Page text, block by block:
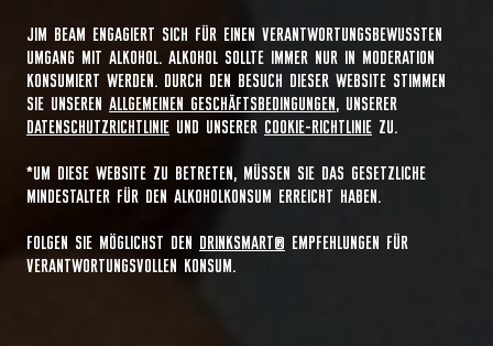
JIM BEAM ENGAGIERT SICH FÜR EINEN VERANTWORTUNGSBEWUSSTEN
UMGANG MIT ALKOHOL. ALKOHOL SOLLTE IMMER NUR IN MODERATION
KONSUMIERT WERDEN. DURCH DEN BESUCH DIESER WEBSITE STIMMEN
SIE UNSEREN ALLGEMEINEN GESCHÄFTSBEDINGUNGEN, UNSERER
DATENSCHUTZRICHTLINIE UND UNSERER COOKIE-RICHTLINIE ZU.
*UM DIESE WEBSITE ZU BETRETEN, MÜSSEN SIE DAS GESETZLICHE
MINDESTALTER FÜR DEN ALKOHOLKONSUM ERREICHT HABEN.
FOLGEN SIE MÖGLICHST DEN DRINKSMART® EMPFEHLUNGEN FÜR
VERANTWORTUNGSVOLLEN KONSUM.